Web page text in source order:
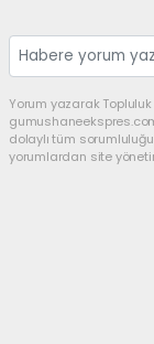
Yorum yazarak Topluluk
dolaylı tüm
yorumlardan site